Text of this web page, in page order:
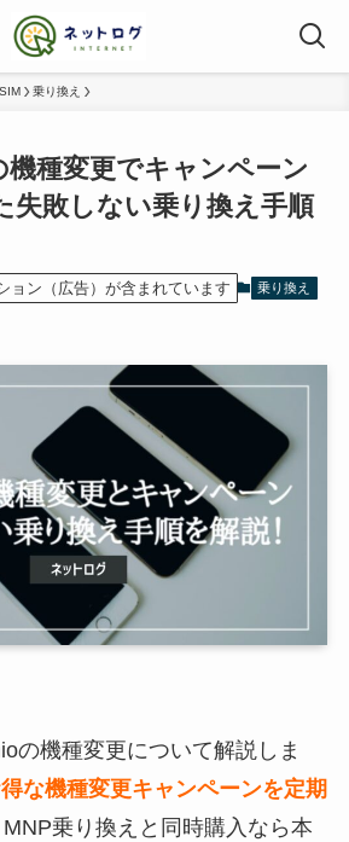
乗り換え
種変更でキャンペーン
失敗しない乗り換え手順
ョン（広告）が含まれています 乗り換え
の機種変更について解説しま
な機種変更キャンペーンを定期
乗り換えと同時購入なら本